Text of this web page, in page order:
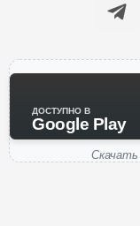
ДОСТУПНО В
Google Play
Скачать